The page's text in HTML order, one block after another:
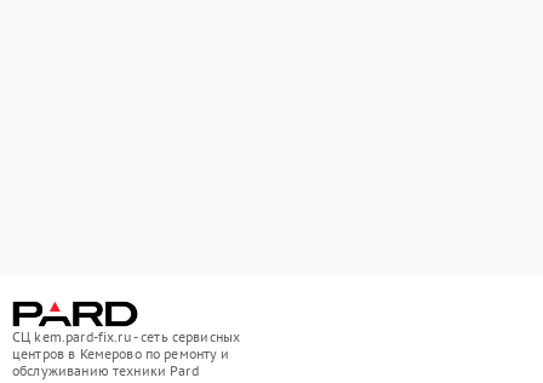
СЦ kem.pard-fix.ru - сеть сервисных
центров в Кемерово по ремонту и
обслуживанию техники Pard